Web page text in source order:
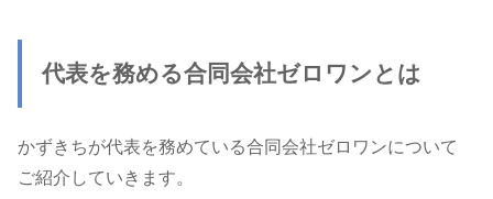
代表を務める合同会社ゼロワンとは
かずきちが代表を務めている合同会社ゼロワンについて
ご紹介していきます。